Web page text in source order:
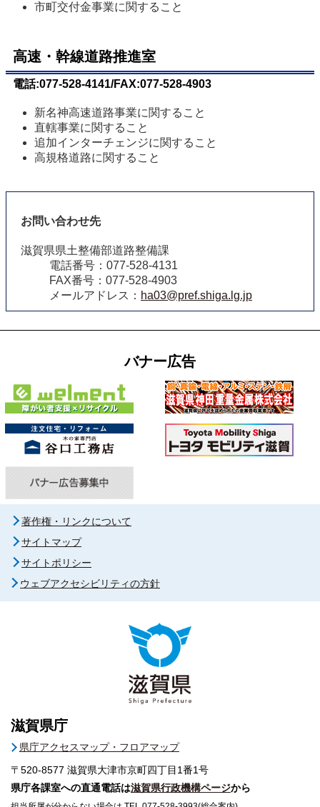
市町交付金事業に関すること
高速・幹線道路推進室
電話:077-528-4141/FAX:077-528-4903
新名神高速道路事業に関すること
直轄事業に関すること
追加インターチェンジに関すること
高規格道路に関すること
お問い合わせ先
滋賀県県土整備部道路整備課
電話番号：077-528-4131
FAX番号：077-528-4903
メールアドレス： ha03@pref.shiga.lg.jp
バナー広告
著作権・リンクについて
サイトマップ
サイトポリシー
ウェブアクセシビリティの方針
滋賀県庁
県庁アクセスマップ・フロアマップ
〒520-8577 滋賀県大津市京町四丁目1番1号
県庁各課室への直通電話は滋賀県行政機構ページから